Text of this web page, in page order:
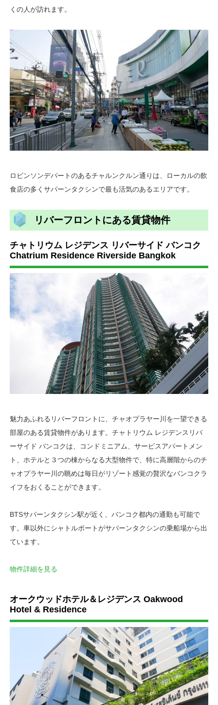
くの人が訪れます。
ロビンソンデパートのあるチャルンクルン通りは、ローカルの飲
食店の多くサパーンタクシンで最も活気のあるエリアです。
リバーフロントにある賃貸物件
チャトリウム レジデンス リバーサイド バンコク
Chatrium Residence Riverside Bangkok
魅力あふれるリバーフロントに、チャオプラヤー川を一望できる
部屋のある賃貸物件があります。チャトリウム レジデンスリバ
ーサイド バンコクは、コンドミニアム、サービスアパートメン
ト、ホテルと３つの棟からなる大型物件で、特に高層階からのチ
ャオプラヤー川の眺めは毎日がリゾート感覚の贅沢なバンコクラ
イフをおくることができます。
BTSサパーンタクシン駅が近く、バンコク都内の通勤も可能で
す。車以外にシャトルボートがサパーンタクシンの乗船場から出
ています。
物件詳細を見る
オークウッドホテル＆レジデンス Oakwood
Hotel & Residence